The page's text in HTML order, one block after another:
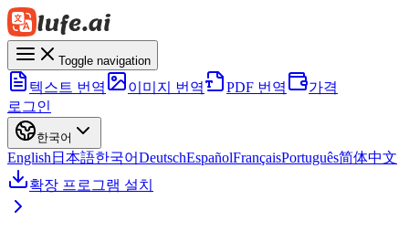
Toggle navigation
텍스트 번역 이미지 번역 PDF 번역
가격
로그인
한국어
English 日本語한국어DeutschEspañolFrançaisPortuguês简体中文
확장 프로그램 설치